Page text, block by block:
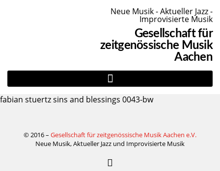
Neue Musik - Aktueller Jazz -
Improvisierte Musik
Gesellschaft für
zeitgenössische Musik
Aachen
fabian stuertz sins and blessings 0043-bw
© 2016 – Gesellschaft für zeitgenössische Musik Aachen e.V.
Neue Musik, Aktueller Jazz und Improvisierte Musik